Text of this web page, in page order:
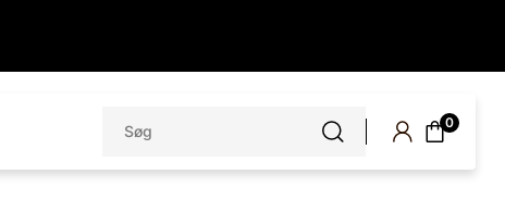
efter:
0